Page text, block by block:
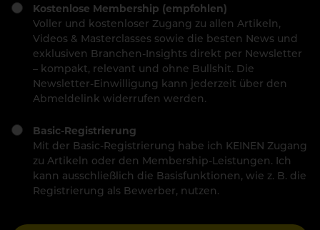
Kostenlose Membership (empfohlen)
Voller und kostenloser Zugang zu allen Artikeln,
Videos & Masterclasses sowie die besten News und
exklusiven Branchen-Insights direkt per Newsletter
– kompakt, relevant und ohne Bullshit. Die
Newsletter-Einwilligung kann jederzeit über den
Abmeldelink widerrufen werden.
Basic-Registrierung
Mit der Basic-Registrierung habe ich KEINEN Zugang
zu Artikeln oder den Membership-Leistungen. Ich
kann ausschließlich die Basisfunktionen, wie z. B. die
Registrierung als Bewerber, nutzen.